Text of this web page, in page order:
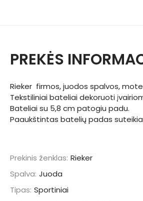
PREKĖS
Rieker firmos, juodos spalvos,
Tekstiliniai bateliai dekoruoti
Bateliai su 5,8 cm patogiu padu.
Paaukštintas batelių padas
Prekinis ženklas: Rieker
Spalva: Juoda
Tipas: Sportiniai